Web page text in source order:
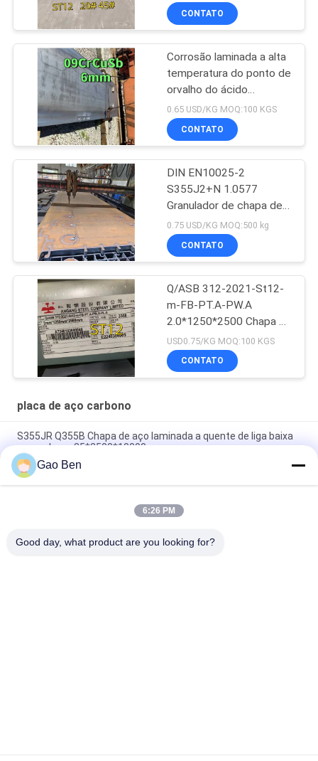
CONTATO
Corrosão laminada a alta
temperatura do ponto de
orvalho do ácido
sulfúrico da placa de aço
de Corten da placa de
aço do ND da categoria
EN10025-2
0.65 USD/KG MOQ:100 KGS
CONTATO
DIN EN10025-2
S355J2+N 1.0577
Granulador de chapa de
aço superior
12*1524*6096mm
0.75 USD/KG MOQ:500 kg
CONTATO
Q/ASB 312-2021-St12-
m-FB-PT.A-PW.A
2.0*1250*2500 Chapa de
aço laminada a frio
USD0.75/KG MOQ:100 KGS
CONTATO
placa de aço carbono
S355JR Q355B Chapa de aço laminada a quente de liga baixa
em carbono 35*2500*10000mm
Placa de aço carbono laminada a quente de qualidade S45C
45# SAE1045 Aisi 1045 10 - 200 mm
Chapa de aço laminada a frio ASTM SAE1045 Padrão 45#
Gao Ben
6:26 PM
Good day, what product are you looking for?